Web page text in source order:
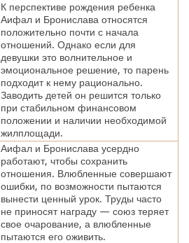
К перспективе рождения ребенка
Аифал и Бронислава относятся
положительно почти с начала
отношений. Однако если для
девушки это волнительное и
эмоциональное решение, то парень
подходит к нему рационально.
Заводить детей он решится только
при стабильном финансовом
положении и наличии необходимой
жилплощади.
Аифал и Бронислава усердно
работают, чтобы сохранить
отношения. Влюбленные совершают
ошибки, по возможности пытаются
вынести ценный урок. Труды часто
не приносят награду — союз теряет
свое очарование, а влюбленные
пытаются его оживить.